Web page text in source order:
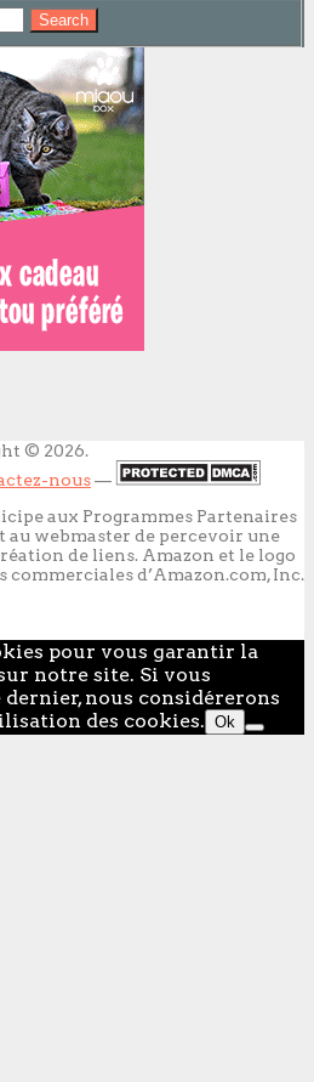
Search
© 2026.
nous—
aux Programmes Partenaires
au webmaster de percevoir une
de liens. Amazon et le logo
commerciales d’Amazon.com, Inc.
pour vous garantir la
notre site. Si vous
nous considérerons
des cookies. Ok